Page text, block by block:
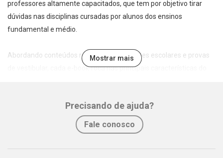
professores altamente capacitados, que tem por objetivo tirar
dúvidas nas disciplinas cursadas por alunos dos ensinos
fundamental e médio.
Abordando conteúdos recorrentes em testes escolares e provas
de vestibular, cada e-book foca nas principais características do
No e-book "Prof. explica!” História para o 7º ano serão vistos os
principais pontos sobre as grandes navegações e a chegada dos
Mostrar mais
Precisando de ajuda?
Fale conosco